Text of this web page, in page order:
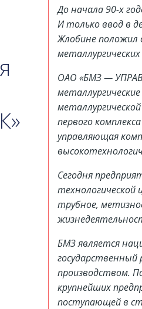
До начала 90-х
И только ввод в
Жлобине положил
ОАО «БМЗ —
первого
управляющая
Сегодня
технологической
трубное,
БМЗ является
государственный
производством.
крупнейших
поступающей в